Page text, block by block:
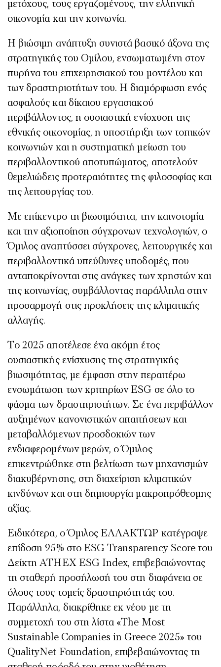
μετόχους, τους εργαζομένους, την ελληνική
οικονομία και την κοινωνία.
Η βιώσιμη ανάπτυξη συνιστά βασικό άξονα της
στρατηγικής του Ομίλου, ενσωματωμένη στον
πυρήνα του επιχειρησιακού του μοντέλου και
των δραστηριοτήτων του. Η διαμόρφωση ενός
ασφαλούς και δίκαιου εργασιακού
περιβάλλοντος, η ουσιαστική ενίσχυση της
εθνικής οικονομίας, η υποστήριξη των τοπικών
κοινωνιών και η συστηματική μείωση του
περιβαλλοντικού αποτυπώματος, αποτελούν
θεμελιώδεις προτεραιότητες της φιλοσοφίας και
της λειτουργίας του.
Με επίκεντρο τη βιωσιμότητα, την καινοτομία
και την αξιοποίηση σύγχρονων τεχνολογιών, ο
Όμιλος αναπτύσσει σύγχρονες, λειτουργικές και
περιβαλλοντικά υπεύθυνες υποδομές, που
ανταποκρίνονται στις ανάγκες των χρηστών και
της κοινωνίας, συμβάλλοντας παράλληλα στην
προσαρμογή στις προκλήσεις της κλιματικής
αλλαγής.
Το 2025 αποτέλεσε ένα ακόμη έτος
ουσιαστικής ενίσχυσης της στρατηγικής
βιωσιμότητας, με έμφαση στην περαιτέρω
ενσωμάτωση των κριτηρίων ESG σε όλο το
φάσμα των δραστηριοτήτων. Σε ένα περιβάλλον
αυξημένων κανονιστικών απαιτήσεων και
μεταβαλλόμενων προσδοκιών των
ενδιαφερομένων μερών, ο Όμιλος
επικεντρώθηκε στη βελτίωση των μηχανισμών
διακυβέρνησης, στη διαχείριση κλιματικών
κινδύνων και στη δημιουργία μακροπρόθεσμης
αξίας.
Ειδικότερα, ο Όμιλος ΕΛΛΑΚΤΩΡ κατέγραψε
επίδοση 95% στο ESG Transparency Score του
Δείκτη ATHEX ESG Index, επιβεβαιώνοντας
τη σταθερή προσήλωσή του στη διαφάνεια σε
όλους τους τομείς δραστηριότητάς του.
Παράλληλα, διακρίθηκε εκ νέου με τη
συμμετοχή του στη λίστα «The Most
Sustainable Companies in Greece 2025» του
QualityNet Foundation, επιβεβαιώνοντας τη